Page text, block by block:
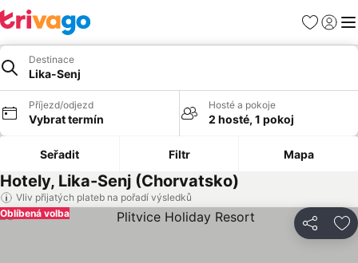
Oblíbené
Destinace
Lika-Senj
Příjezd/odjezd
Vybrat termín
Hosté a pokoje
2 hosté, 1 pokoj
Seřadit Filtr Mapa
Hotely, Lika-Senj (Chorvatsko)
Vliv přijatých plateb na pořadí výsledků
Sdílet
Oblíbená volba